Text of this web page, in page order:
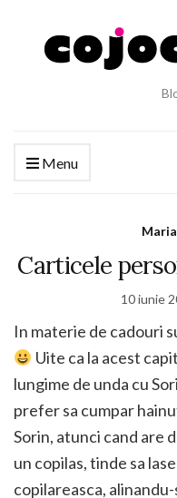
Menu
Maria
Carticele
10 iunie
In materie de cadouri
Uite ca la acest
lungime de unda cu
prefer sa cumpar
Sorin, atunci cand are
un copilas, tinde sa
copilareasca,